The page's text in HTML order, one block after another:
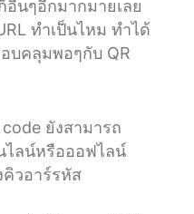
อื่นๆอีกมากมายเลย
ทำเป็นไหม ทำได้
บคลุมพอๆกับ QR
ยังสามารถ
ไลน์หรือออฟไลน์
วอาร์รหัส